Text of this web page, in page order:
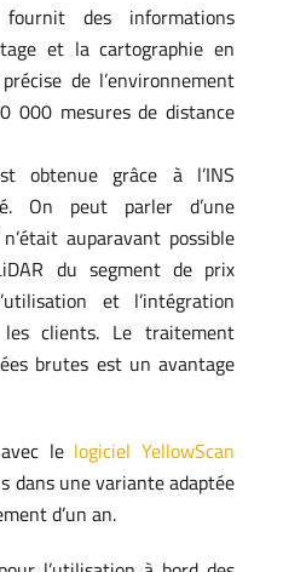
des informations
et la cartographie en
de l’environnement
000 mesures de distance
obtenue grâce à l’INS
On peut parler d’une
auparavant possible
du segment de prix
et l’intégration
les clients. Le traitement
brutes est un avantage
le logiciel YellowScan
dans une variante adaptée
d’un an.